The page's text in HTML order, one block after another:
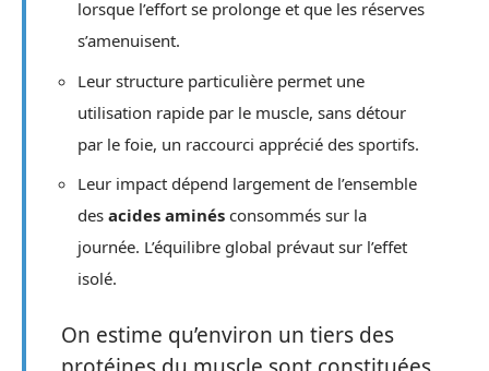
lorsque l’effort se prolonge et que les réserves
s’amenuisent.
Leur structure particulière permet une
utilisation rapide par le muscle, sans détour
par le foie, un raccourci apprécié des sportifs.
Leur impact dépend largement de l’ensemble
des acides aminés consommés sur la
journée. L’équilibre global prévaut sur l’effet
isolé.
On estime qu’environ un tiers des